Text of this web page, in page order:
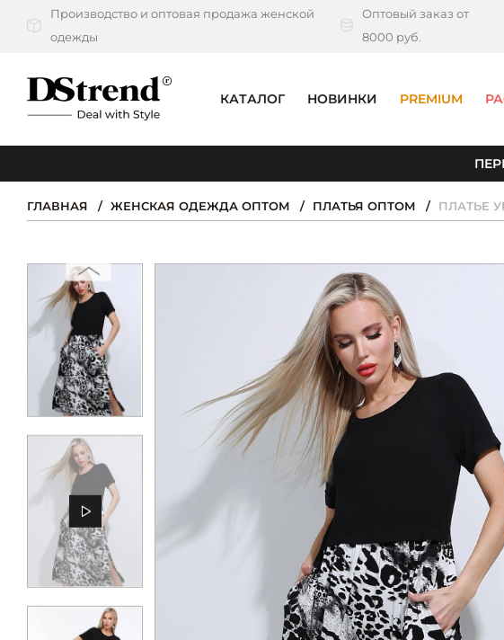
Производство и оптовая продажа женской
одежды
Оптовый заказ от
8000 руб.
КАТАЛОГ НОВИНКИ PREMIUM
КАТАЛОГ
НОВИНКИ
PREMIUM
РАСПРОДАЖА
АКЦИИ
КОНТАКТЫ
ЖУРНАЛ
О НАС
СКИДКИ
ЧАСТО ЗАДАВАЕМЫЕ ВОПРОСЫ
ГЛАВНАЯ ЖЕНСКАЯ ОДЕЖДА ОПТОМ ПЛАТЬЯ ОПТОМ ПЛАТЬЕ